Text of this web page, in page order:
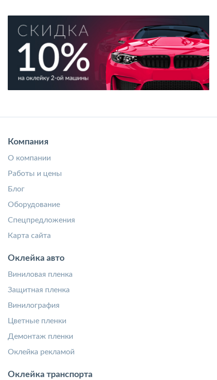
Компания
О компании
Работы и цены
Блог
Оборудование
Спецпредложения
Карта сайта
Оклейка авто
Виниловая пленка
Защитная пленка
Винилография
Цветные пленки
Демонтаж пленки
Оклейка рекламой
Оклейка транспорта